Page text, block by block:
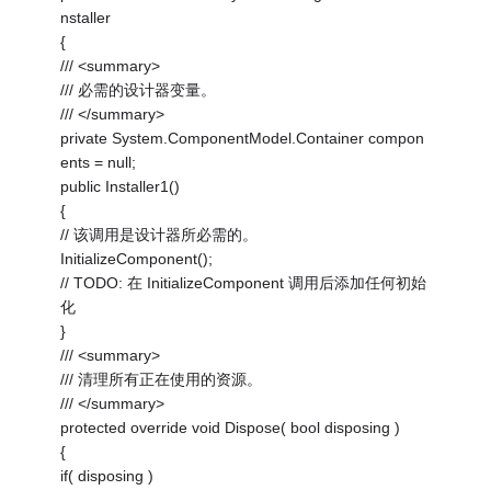
nstaller
{
/// <summary>
/// 必需的设计器变量。
/// </summary>
private System.ComponentModel.Container compon
ents = null;
public Installer1()
{
// 该调用是设计器所必需的。
InitializeComponent();
// TODO: 在 InitializeComponent 调用后添加任何初始
化
}
/// <summary>
/// 清理所有正在使用的资源。
/// </summary>
protected override void Dispose( bool disposing )
{
if( disposing )